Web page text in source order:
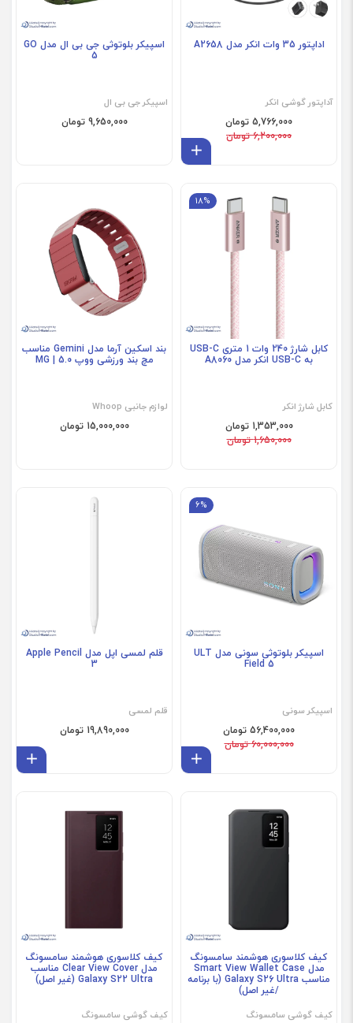
اداپتور 35 وات انکر مدل A2658
آداپتور گوشی انکر
5,766,000 تومان
6,200,000 تومان
اسپیکر بلوتوثی جی بی ال مدل GO
5
اسپیکر جی بی ال
9,650,000 تومان
فروش ویژه
18%
کابل شارژ 240 وات 1 متری USB-C
به USB-C انکر مدل A8060
کابل شارژ انکر
1,353,000 تومان
1,650,000 تومان
فروش ویژه
بند اسکین آرما مدل Gemini مناسب
مچ بند ورزشی ووپ 5.0 | MG
لوازم جانبی Whoop
15,000,000 تومان
فروش ویژه
6%
اسپیکر بلوتوثی سونی مدل ULT
Field 5
اسپیکر سونی
56,400,000 تومان
60,000,000 تومان
قلم لمسی اپل مدل Apple Pencil
3
قلم لمسی
19,890,000 تومان
فروش ویژه
کیف کلاسوری هوشمند سامسونگ
مدل Smart View Wallet Case
مناسب Galaxy S26 Ultra (با برنامه
/غیر اصل)
کیف گوشی سامسونگ
فروش ویژه
کیف کلاسوری هوشمند سامسونگ
مدل Clear View Cover مناسب
Galaxy S22 Ultra (غیر اصل)
کیف گوشی سامسونگ